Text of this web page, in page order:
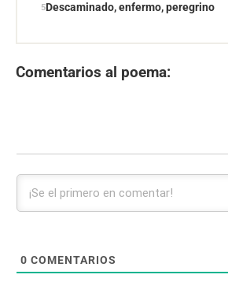
Descaminado, enfermo, peregrino
Comentarios al poema:
0 COMENTARIOS